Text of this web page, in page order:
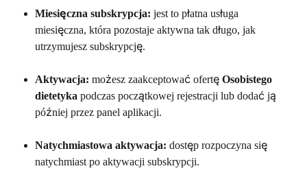
Miesięczna subskrypcja: jest to płatna usługa
miesięczna, która pozostaje aktywna tak długo, jak
utrzymujesz subskrypcję.
Aktywacja: możesz zaakceptować ofertę Osobistego
dietetyka podczas początkowej rejestracji lub dodać ją
później przez panel aplikacji.
Natychmiastowa aktywacja: dostęp rozpoczyna się
natychmiast po aktywacji subskrypcji.